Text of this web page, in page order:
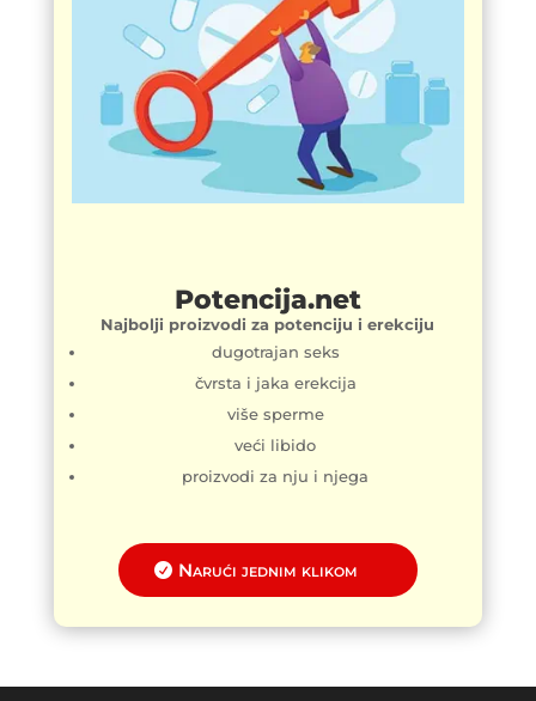
Potencija.net
Najbolji proizvodi za potenciju i erekciju
dugotrajan seks
čvrsta i jaka erekcija
više sperme
veći libido
proizvodi za nju i njega
Narući jednim klikom